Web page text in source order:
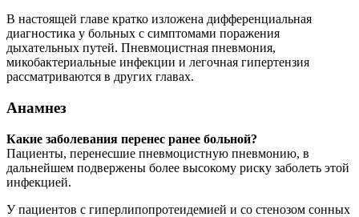
В настоящей главе кратко изложена дифференциальная
диагностика у больных с симптомами поражения
дыхательных путей. Пневмоцистная пневмония,
микобактериальные инфекции и легочная гипертензия
рассматриваются в других главах.
Анамнез
Какие заболевания перенес ранее больной?
Пациенты, перенесшие пневмоцистную пневмонию, в
дальнейшем подвержены более высокому риску заболеть этой
инфекцией.
У пациентов с гиперлипопротеидемией и со стенозом сонных